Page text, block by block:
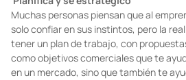
Muchas personas piensan que al
solo confiar en sus instintos, pero la
tener un plan de trabajo, con
como objetivos comerciales que te
en un mercado, sino que también te